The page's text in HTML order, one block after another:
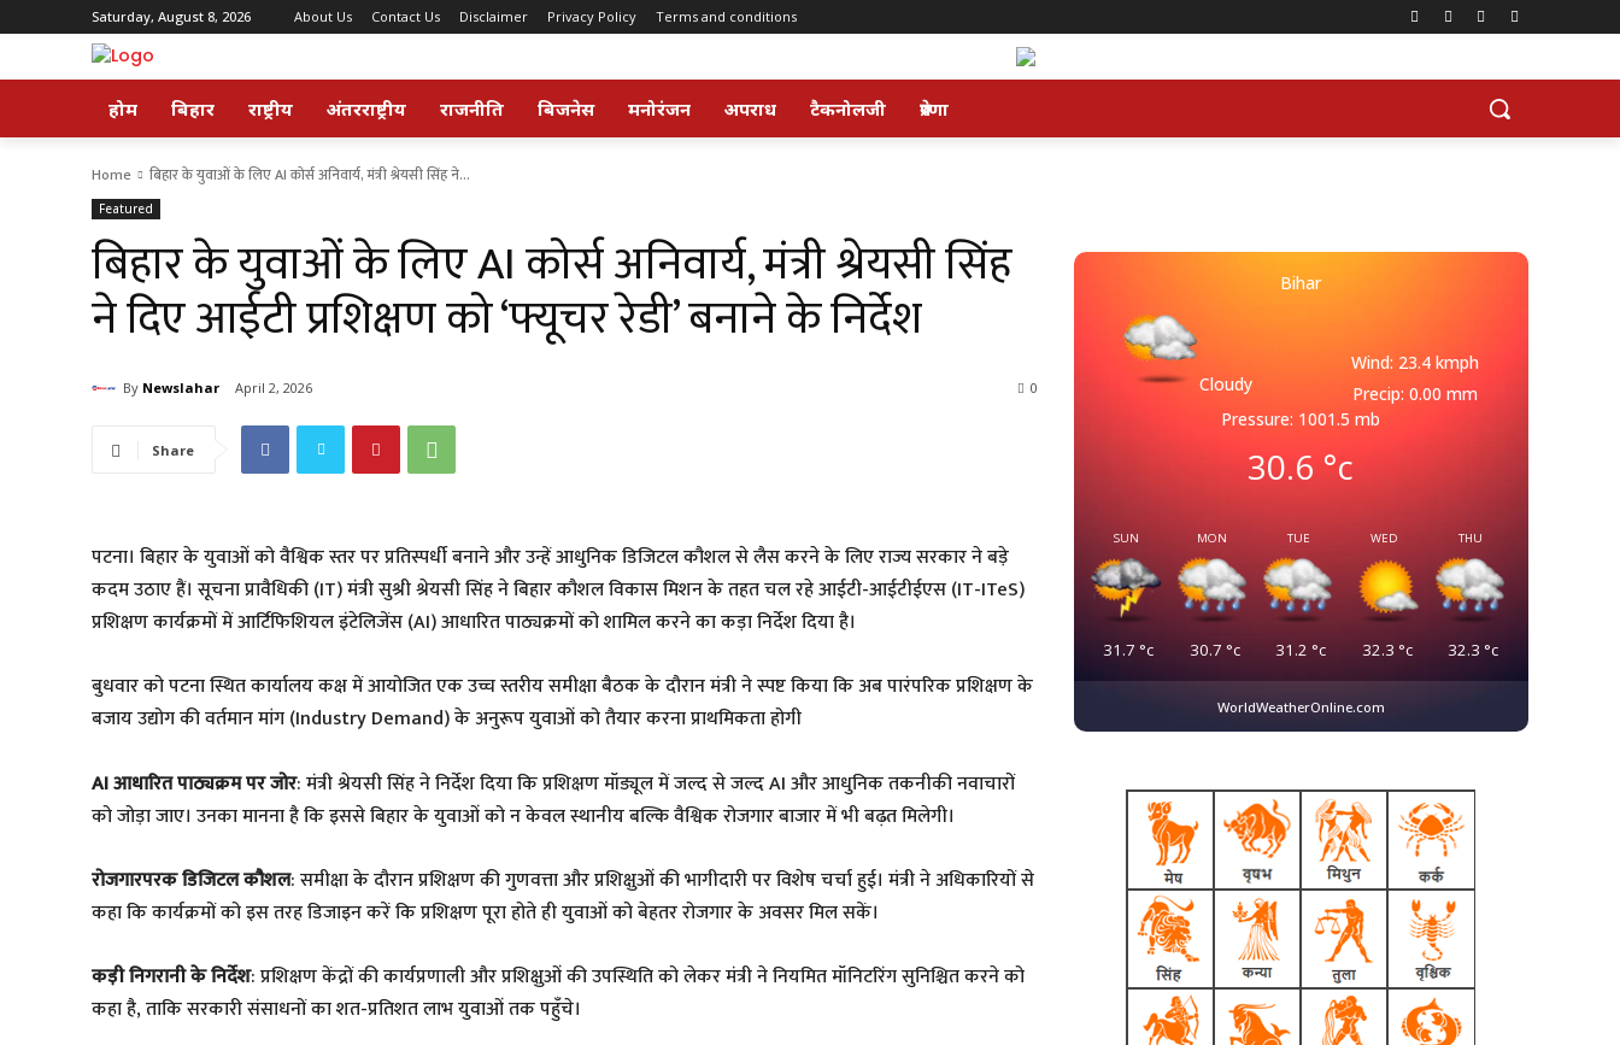
Saturday, August 8, 2026 About Us Contact Us Disclaimer Privacy Policy Terms and conditions
होम बिहार राष्ट्रीय अंतरराष्ट्रीय राजनीति बिजनेस मनोरंजन अपराध टैकनोलजी प्रेरणा
Home बिहार के युवाओं के लिए AI कोर्स अनिवार्य, मंत्री श्रेयसी सिंह ने...
Featured
बिहार के युवाओं के लिए AI कोर्स अनिवार्य, मंत्री श्रेयसी सिंह
ने दिए आईटी प्रशिक्षण को ‘फ्यूचर रेडी’ बनाने के निर्देश
By Newslahar April 2, 2026 0
Share
पटना। बिहार के युवाओं को वैश्विक स्तर पर प्रतिस्पर्धी बनाने और उन्हें आधुनिक डिजिटल कौशल से लैस करने के लिए राज्य सरकार ने बड़े
कदम उठाए हैं। सूचना प्रावैधिकी (IT) मंत्री सुश्री श्रेयसी सिंह ने बिहार कौशल विकास मिशन के तहत चल रहे आईटी-आईटीईएस (IT-ITeS)
प्रशिक्षण कार्यक्रमों में आर्टिफिशियल इंटेलिजेंस (AI) आधारित पाठ्यक्रमों को शामिल करने का कड़ा निर्देश दिया है।
बुधवार को पटना स्थित कार्यालय कक्ष में आयोजित एक उच्च स्तरीय समीक्षा बैठक के दौरान मंत्री ने स्पष्ट किया कि अब पारंपरिक प्रशिक्षण के
बजाय उद्योग की वर्तमान मांग (Industry Demand) के अनुरूप युवाओं को तैयार करना प्राथमिकता होगी
AI आधारित पाठ्यक्रम पर जोर: मंत्री श्रेयसी सिंह ने निर्देश दिया कि प्रशिक्षण मॉड्यूल में जल्द से जल्द AI और आधुनिक तकनीकी नवाचारों
को जोड़ा जाए। उनका मानना है कि इससे बिहार के युवाओं को न केवल स्थानीय बल्कि वैश्विक रोजगार बाजार में भी बढ़त मिलेगी।
रोजगारपरक डिजिटल कौशल: समीक्षा के दौरान प्रशिक्षण की गुणवत्ता और प्रशिक्षुओं की भागीदारी पर विशेष चर्चा हुई। मंत्री ने अधिकारियों से
कहा कि कार्यक्रमों को इस तरह डिजाइन करें कि प्रशिक्षण पूरा होते ही युवाओं को बेहतर रोजगार के अवसर मिल सकें।
कड़ी निगरानी के निर्देश: प्रशिक्षण केंद्रों की कार्यप्रणाली और प्रशिक्षुओं की उपस्थिति को लेकर मंत्री ने नियमित मॉनिटरिंग सुनिश्चित करने को
कहा है, ताकि सरकारी संसाधनों का शत-प्रतिशत लाभ युवाओं तक पहुँचे।
Bihar
Cloudy
Wind: 23.4 kmph
Precip: 0.00 mm
Pressure: 1001.5 mb
30.6 °c
SUN
31.7 °c
MON
30.7 °c
TUE
31.2 °c
WED
32.3 °c
THU
32.3 °c
WorldWeatherOnline.com